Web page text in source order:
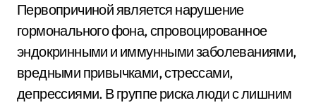
Первопричиной является нарушение
гормонального фона, спровоцированное
эндокринными и иммунными заболеваниями,
вредными привычками, стрессами,
депрессиями. В группе риска люди с лишним